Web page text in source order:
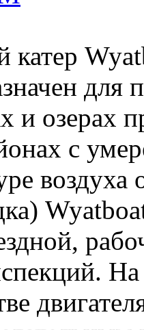
для
и озерах
с